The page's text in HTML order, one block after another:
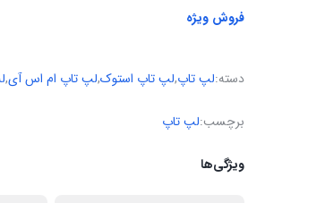
فروش ویژه
دسته:لپ تاپ,لپ تاپ استوک,لپ تاپ ام اس آی,
برچسب:لپ تاپ
ویژگی‌ها